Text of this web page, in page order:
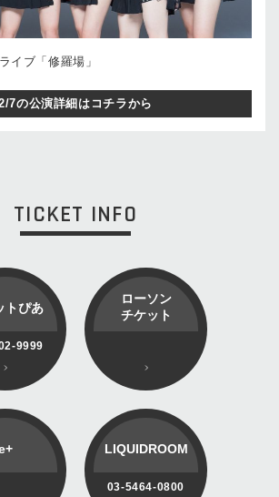
イブ「修羅場」
7の公演詳細はコチラから
TICKET INFO
トぴあ
9999
ローソン
チケット
LIQUIDROOM
03-5464-0800